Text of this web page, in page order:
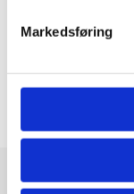
Markedsføring